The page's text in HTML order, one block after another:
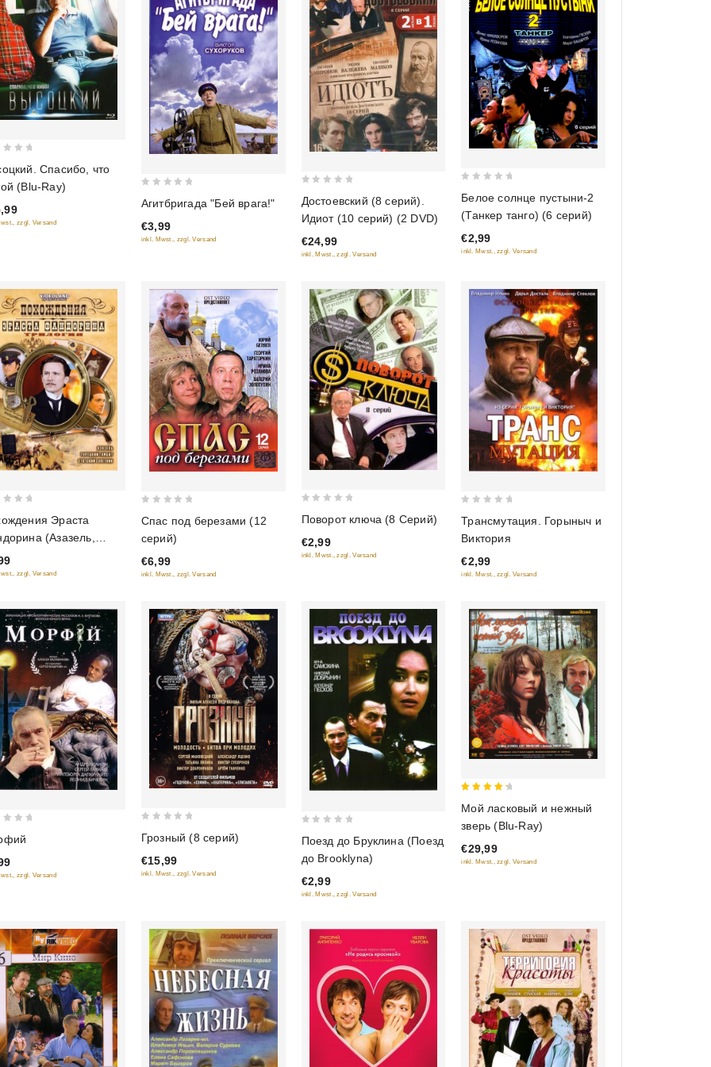
Спасибо, что
(Blu-Ray)
zzgl. Versand
of
5
Агитбригада "Бей врага!"
€3,99
inkl. Mwst., zzgl. Versand
out
of
5
Достоевский (8 серий).
Идиот (10 серий) (2 DVD)
€24,99
inkl. Mwst., zzgl. Versand
of
5
Белое солнце пустыни-2
(Танкер танго) (6 серий)
€2,99
inkl. Mwst., zzgl. Versand
Эраста
(Азазель,
гамбит, Статский
zzgl. Versand
of
5
Спас под березами (12
серий)
€6,99
inkl. Mwst., zzgl. Versand
of
5
Поворот ключа (8 Серий)
€2,99
inkl. Mwst., zzgl. Versand
out
of
5
Трансмутация. Горыныч и
Виктория
€2,99
inkl. Mwst., zzgl. Versand
zzgl. Versand
out
of
5
Грозный (8 серий)
€15,99
inkl. Mwst., zzgl. Versand
of
5
Поезд до Бруклина (Поезд
до Brooklyna)
€2,99
inkl. Mwst., zzgl. Versand
Мой ласковый и нежный
зверь (Blu-Ray)
€29,99
inkl. Mwst., zzgl. Versand